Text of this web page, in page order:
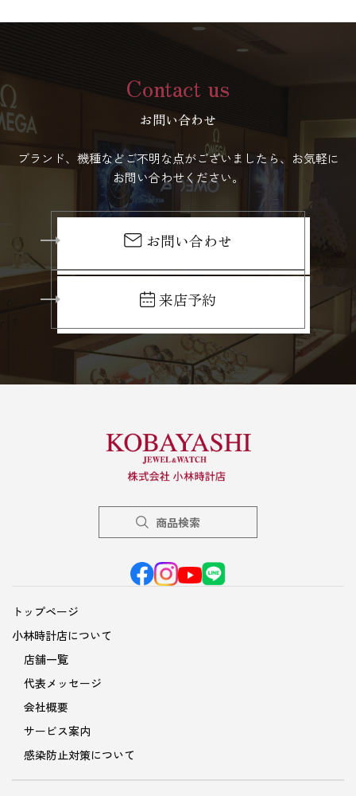
Contact us
お問い合わせ
ブランド、機種などご不明な点がございましたら、お気軽に
お問い合わせください。
お問い合わせ
来店予約
商品検索
トップページ
小林時計店について
店舗一覧
代表メッセージ
会社概要
サービス案内
感染防止対策について